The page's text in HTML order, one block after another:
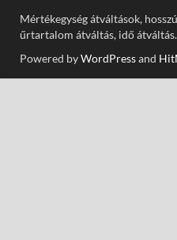
Mértékegység átváltások,
űrtartalom átváltás, idő átváltás.
Powered byWordPressand